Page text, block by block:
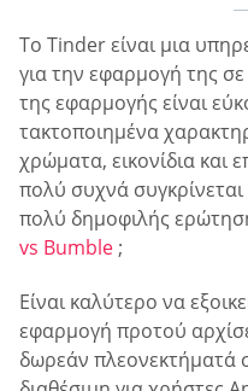
Το Tinder είναι μια
για την εφαρμογή της
της εφαρμογής είναι
τακτοποιημένα
χρώματα, εικονίδια και
πολύ συχνά
πολύ δημοφιλής
vs Bumble ;
Είναι καλύτερο να
εφαρμογή προτού
δωρεάν πλεονεκτήματά